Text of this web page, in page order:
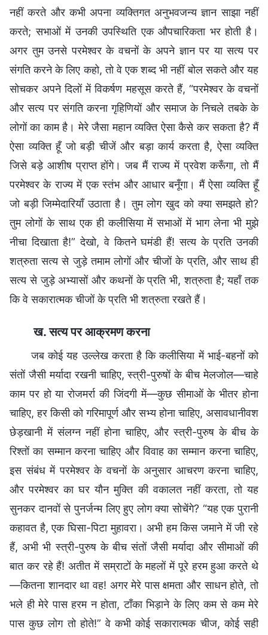
नहीं करते और कभी अपना व्यक्तिगत अनुभवजन्य ज्ञान साझा नहीं
करते; सभाओं में उनकी उपस्थिति एक औपचारिकता भर होती है।
अगर तुम उनसे परमेश्वर के वचनों के अपने ज्ञान पर या सत्य पर
संगति करने के लिए कहो, तो वे एक शब्द भी नहीं बोल सकते और यह
सोचकर अपने दिलों में विकर्षण महसूस करते हैं, “परमेश्वर के वचनों
और सत्य पर संगति करना गृहिणियों और समाज के निचले तबके के
लोगों का काम है। मेरे जैसा महान व्यक्ति ऐसा कैसे कर सकता है? मैं
ऐसा व्यक्ति हूँ जो बड़ी चीजें और बड़ा कार्य करता है, ऐसा व्यक्ति
जिसे बड़े आशीष प्राप्त होंगे। जब मैं राज्य में प्रवेश करूँगा, तो मैं
परमेश्वर के राज्य में एक स्तंभ और आधार बनूँगा। मैं ऐसा व्यक्ति हूँ
जो बड़ी जिम्मेदारियाँ उठाता है। तुम लोग खुद को क्या समझते हो?
तुम लोगों के साथ एक ही कलीसिया में सभाओं में भाग लेना भी मुझे
नीचा दिखाता है!” देखो, वे कितने घमंडी हैं! सत्य के प्रति उनकी
शत्रुता सत्य से जुड़े तमाम लोगों और चीजों के प्रति, और साथ ही
सत्य से जुड़े अभ्यासों और कथनों के प्रति भी, शत्रुता है; यहाँ तक
कि वे सकारात्मक चीजों के प्रति भी शत्रुता रखते हैं।
ख. सत्य पर आक्रमण करना
जब कोई यह उल्लेख करता है कि कलीसिया में भाई-बहनों को
संतों जैसी मर्यादा रखनी चाहिए, स्त्री-पुरुषों के बीच मेलजोल—चाहे
काम पर हो या रोजमर्रा की जिंदगी में—कुछ सीमाओं के भीतर होना
चाहिए, हर किसी को गरिमापूर्ण और सभ्य होना चाहिए, असावधानीवश
छेड़खानी में संलग्न नहीं होना चाहिए, और स्त्री-पुरुष के बीच के
रिश्तों का सम्मान करना चाहिए और विवाह का सम्मान करना चाहिए,
इस संबंध में परमेश्वर के वचनों के अनुसार आचरण करना चाहिए,
और परमेश्वर का घर यौन मुक्ति की वकालत नहीं करता, तो यह
सुनकर दानवों से पुनर्जन्म लिए हुए लोग क्या सोचेंगे? “यह एक पुरानी
कहावत है, एक घिसा-पिटा मुहावरा। अभी हम किस जमाने में जी रहे
हैं, अभी भी स्त्री-पुरुष के बीच संतों जैसी मर्यादा और सीमाओं की
बात कर रहे हैं! अतीत में सम्राटों के महलों में पूरे हरम हुआ करते थे
—कितना शानदार था वह! अगर मेरे पास क्षमता और साधन होते, तो
भले ही मेरे पास हरम न होता, टाँका भिड़ाने के लिए कम से कम मेरे
पास कुछ लोग तो होते!” वे कभी कोई सकारात्मक चीज, कोई सही